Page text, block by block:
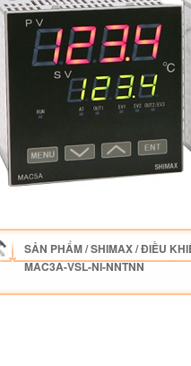
SẢN PHẨM/SHIMAX/ĐIỀU
MAC3A-VSL-NI-NNTNN